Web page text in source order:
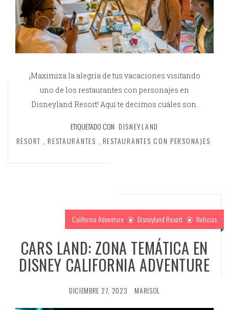
¡Maximiza la alegría de tus vacaciones visitando
uno de los restaurantes con personajes en
Disneyland Resort! Aquí te decimos cuáles son.
ETIQUETADO CON DISNEYLAND
RESORT , RESTAURANTES , RESTAURANTES CON PERSONAJES
California Adventure Disneyland Resort Noticias
CARS LAND: ZONA TEMÁTICA EN
DISNEY CALIFORNIA ADVENTURE
DICIEMBRE 27, 2023 MARISOL